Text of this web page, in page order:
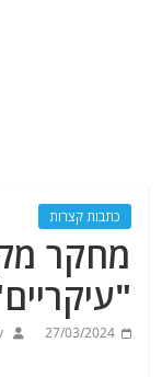
כתבות קצרות
27/03/2024